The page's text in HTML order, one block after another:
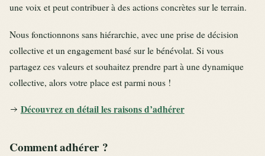
une voix et peut contribuer à des actions concrètes sur le terrain.
Nous fonctionnons sans hiérarchie, avec une prise de décision
collective et un engagement basé sur le bénévolat. Si vous
partagez ces valeurs et souhaitez prendre part à une dynamique
collective, alors votre place est parmi nous !
Découvrez en détail les raisons d’adhérer
Comment adhérer ?